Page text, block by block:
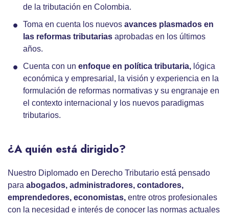
de la tributación en Colombia.
Toma en cuenta los nuevos avances plasmados en
las reformas tributarias aprobadas en los últimos
años.
Cuenta con un enfoque en política tributaria, lógica
económica y empresarial, la visión y experiencia en la
formulación de reformas normativas y su engranaje en
el contexto internacional y los nuevos paradigmas
tributarios.
¿A quién está dirigido?
Nuestro Diplomado en Derecho Tributario está pensado
para abogados, administradores, contadores,
emprendedores, economistas, entre otros profesionales
con la necesidad e interés de conocer las normas actuales